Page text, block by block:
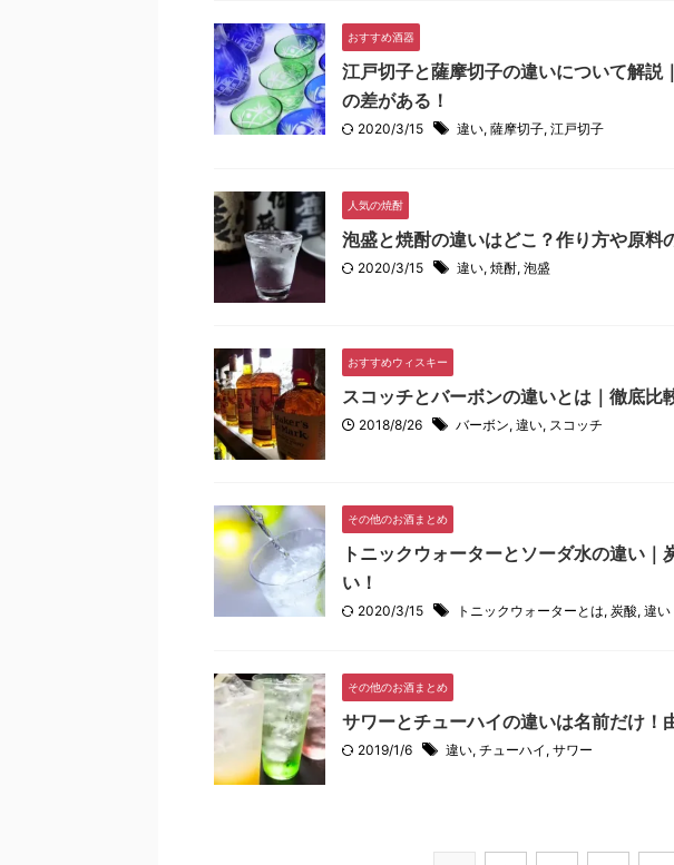
おすすめ酒器
江戸切子と薩摩切子の違いについて解説
の差がある！
2020/3/15 違い, 薩摩切子, 江戸切子
人気の焼酎
泡盛と焼酎の違いはどこ？作り方や原料
2020/3/15 違い, 焼酎, 泡盛
おすすめウィスキー
スコッチとバーボンの違いとは｜徹底比
2018/8/26 バーボン, 違い, スコッチ
その他のお酒まとめ
トニックウォーターとソーダ水の違い
い！
2020/3/15 トニックウォーターとは, 炭酸, 違い
その他のお酒まとめ
サワーとチューハイの違いは名前だけ！
2019/1/6 違い, チューハイ , サワー